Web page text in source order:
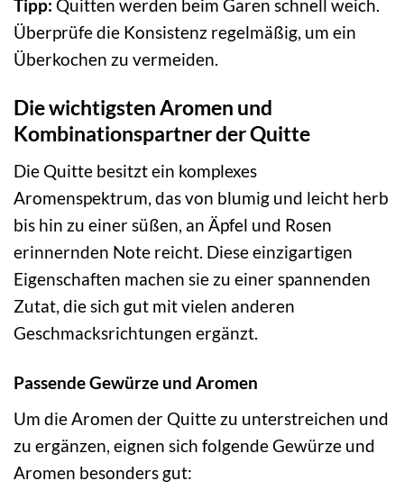
Tipp: Quitten werden beim Garen schnell weich.
Überprüfe die Konsistenz regelmäßig, um ein
Überkochen zu vermeiden.
Die wichtigsten Aromen und
Kombinationspartner der Quitte
Die Quitte besitzt ein komplexes
Aromenspektrum, das von blumig und leicht herb
bis hin zu einer süßen, an Äpfel und Rosen
erinnernden Note reicht. Diese einzigartigen
Eigenschaften machen sie zu einer spannenden
Zutat, die sich gut mit vielen anderen
Geschmacksrichtungen ergänzt.
Passende Gewürze und Aromen
Um die Aromen der Quitte zu unterstreichen und
zu ergänzen, eignen sich folgende Gewürze und
Aromen besonders gut: